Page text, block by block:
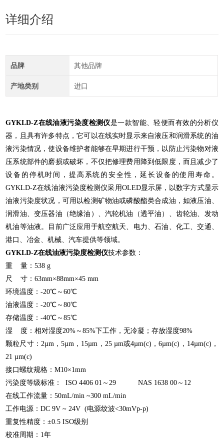
详细介绍
品牌 其他品牌
产地类别 进口
GYKLD-Z在线油液污染度检测仪是一款智能、轻便而有效的分析仪
器，且具有许多特点，它可以在线实时显示来自液压和润滑系统的油
液污染情况，使设备维护者能够在早期进行干预，以防止污染物对液
压系统部件的磨损或破坏，不仅把修理费用降到低限度，而且减少了
设备的停机时间，提高系统的安全性，延长设备的使用寿命。
GYKLD-Z在线油液污染度检测仪采用OLED显示屏，以数字方式显示
油液污染度状况，可用以检测矿物油或磷酸酯类合成油，如液压油、
润滑油、变压器油（绝缘油）、汽轮机油（透平油）、齿轮油、发动
机油等油液。目前广泛应用于航空航天、电力、石油、化工、交通、
港口、冶金、机械、汽车提供等领域。
GYKLD-Z在线油液污染度检测仪技术参数：
重 量：538 g
尺 寸：63mm×88mm×45 mm
环境温度：-20℃～60℃
油液温度：-20℃～80℃
存储温度：-40℃～85℃
湿 度：相对湿度20%～85%下工作，无冷凝；存放湿度98%
颗粒尺寸：2µm，5µm，15µm，25 µm或4µm(c)，6µm(c)，14µm(c)，
21 µm(c)
接口螺纹规格：M10×1mm
污染度等级标准： ISO 4406 01～29 NAS 1638 00～12
在线工作流量：50mL/min ~300 mL/min
工作电源：DC 9V ~ 24V (电源纹波<30mVp-p)
重复性精度：±0.5 ISO级别
校准周期：1年